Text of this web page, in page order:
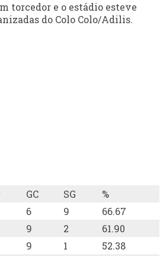
torcedor e o estádio esteve
do Colo Colo/Adilis.
GC SG
%
6 9
66.67
9 2
61.90
9 1
52.38